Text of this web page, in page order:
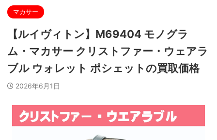
マカサー
【ルイヴィトン】M69404 モノグラ
ム・マカサー クリストファー・ウェアラ
ブル ウォレット ポシェットの買取価格
2026年6月1日